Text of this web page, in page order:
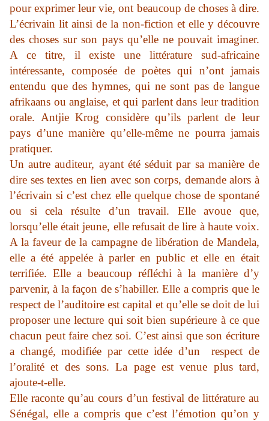
pour exprimer leur vie, ont beaucoup de choses à dire.
L’écrivain lit ainsi de la non-fiction et elle y découvre
des choses sur son pays qu’elle ne pouvait imaginer.
A ce titre, il existe une littérature sud-africaine
intéressante, composée de poètes qui n’ont jamais
entendu que des hymnes, qui ne sont pas de langue
afrikaans ou anglaise, et qui parlent dans leur tradition
orale. Antjie Krog considère qu’ils parlent de leur
pays d’une manière qu’elle-même ne pourra jamais
pratiquer.
Un autre auditeur, ayant été séduit par sa manière de
dire ses textes en lien avec son corps, demande alors à
l’écrivain si c’est chez elle quelque chose de spontané
ou si cela résulte d’un travail. Elle avoue que,
lorsqu’elle était jeune, elle refusait de lire à haute voix.
A la faveur de la campagne de libération de Mandela,
elle a été appelée à parler en public et elle en était
terrifiée. Elle a beaucoup réfléchi à la manière d’y
parvenir, à la façon de s’habiller. Elle a compris que le
respect de l’auditoire est capital et qu’elle se doit de lui
proposer une lecture qui soit bien supérieure à ce que
chacun peut faire chez soi. C’est ainsi que son écriture
a changé, modifiée par cette idée d’un respect de
l’oralité et des sons. La page est venue plus tard,
ajoute-t-elle.
Elle raconte qu’au cours d’un festival de littérature au
Sénégal, elle a compris que c’est l’émotion qu’on y